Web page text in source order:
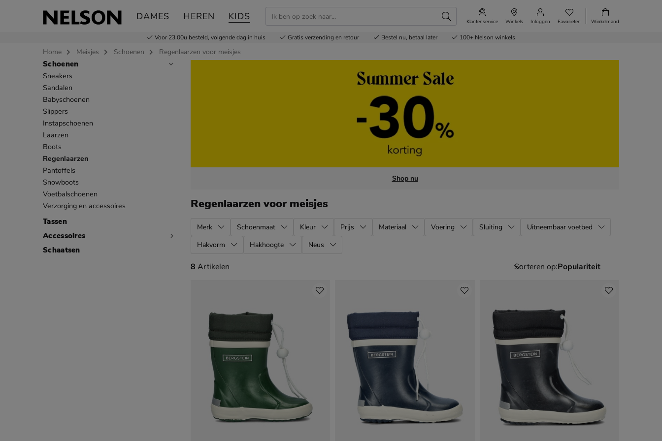
DAMES HEREN KIDS Klantenservice Winkels Inloggen Favorieten Winkelmand
Voor 23.00u besteld, volgende dag in huis Gratis verzending en retour Bestel nu, betaal later 100+ Nelson winkels
Home Meisjes Schoenen Regenlaarzen voor meisjes
Sla categorieën over
Schoenen
Sneakers
Sandalen
Babyschoenen
Slippers
Instapschoenen
Laarzen
Boots
Regenlaarzen
Pantoffels
Snowboots
Voetbalschoenen
Verzorging en accessoires
Tassen
Accessoires
Schaatsen
Shop nu
Regenlaarzen voor meisjes
Merk Schoenmaat Kleur Prijs Materiaal Voering Sluiting
Uitneembaar voetbed
Hakvorm
Hakhoogte Neus
8 artikelen
8 Artikelen Sorteren op: